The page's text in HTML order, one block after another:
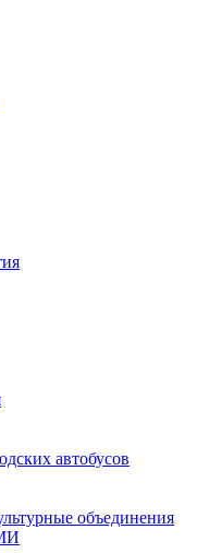
автобусов
объединения